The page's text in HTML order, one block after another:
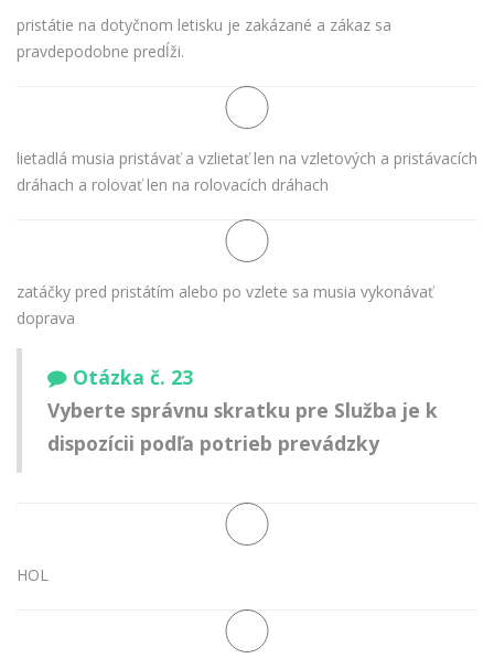
pristátie na dotyčnom letisku je zakázané a zákaz sa
pravdepodobne predĺži.
lietadlá musia pristávať a vzlietať len na vzletových a pristávacích
dráhach a rolovať len na rolovacích dráhach
zatáčky pred pristátím alebo po vzlete sa musia vykonávať
doprava
Otázka č. 23
Vyberte správnu skratku pre Služba je k
dispozícii podľa potrieb prevádzky
HOL